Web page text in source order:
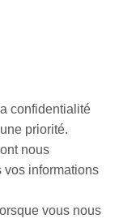
confidentialité
priorité.
nous
vos informations
vous nous